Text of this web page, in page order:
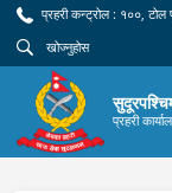
प्रहरी कन्ट्रोल : १००,
प्रहरी